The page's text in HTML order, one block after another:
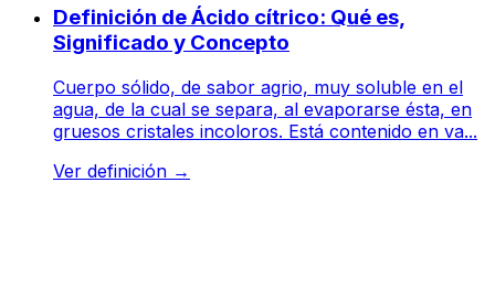
Definición de Ácido cítrico: Qué es,
Significado y Concepto
Cuerpo sólido, de sabor agrio, muy soluble en el
agua, de la cual se separa, al evaporarse ésta, en
gruesos cristales incoloros. Está contenido en va...
Ver definición →